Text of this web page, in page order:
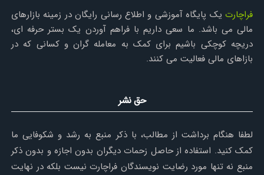
فراچارتیک پایگاه آموزشی و اطلاع رسانی رایگان در زمینه بازارهای
مالی می باشد. ما سعی داریم با فراهم آوردن یک بستر حرفه ای،
دریچه کوچکی باشیم برای کمک به معامله گران و کسانی که در
بازاهای مالی فعالیت می کنند.
حق نشر
لطفا هنگام برداشت از مطالب، با ذکر منبع به رشد و شکوفایی ما
کمک کنید. استفاده از حاصل زحمات دیگران بدون اجازه و بدون ذکر
منبع نه تنها مورد رضایت نویسندگان فراچارت نیست بلکه در نهایت